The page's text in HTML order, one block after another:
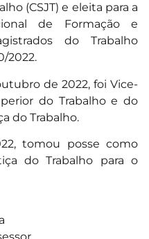
(CSJT) e eleita para a
de Formação e
do Trabalho
2022.
de 2022, foi Vice-
do Trabalho e do
do Trabalho.
tomou posse como
do Trabalho para o